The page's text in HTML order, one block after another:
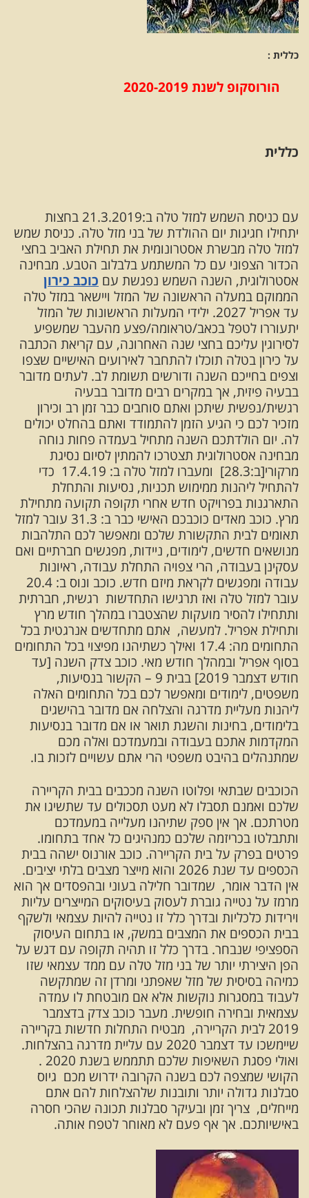
כללית :
הורוסקופ לשנת 2020-2019
כללית
עם כניסת השמש למזל טלה ב:21.3.2019 בחצות
יתחילו חגיגות יום ההולדת של בני מזל טלה. כניסת שמש
למזל טלה מבשרת אסטרונומית את תחילת האביב בחצי
הכדור הצפוני עם כל המשתמע בלבלוב הטבע. מבחינה
אסטרולוגית, השנה השמש נפגשת עם כוכב כירון
הממוקם במעלה הראשונה של המזל ויישאר במזל טלה
עד אפריל 2027. ילידי המעלות הראשונות של המזל
יתעוררו לטפל בכאב/טראומה/פצע מהעבר שמשפיע
לסירוגין עליכם בחצי שנה האחרונה, עם קריאת הכתבה
על כירון בטלה תוכלו להתחבר לאירועים האישיים שצפו
וצפים בחייכם השנה ודורשים תשומת לב. לעתים מדובר
בבעיה פיזית, אך במקרים רבים מדובר בבעיה
רגשית/נפשית שיתכן ואתם סוחבים כבר זמן רב וכירון
מזכיר לכם כי הגיע הזמן להתמודד ואתם בהחלט יכולים
לה. יום הולדתכם השנה מתחיל בעמדה פחות נוחה
מבחינה אסטרולוגית תצטרכו להמתין לסיום נסיגת
מרקורי[ב:28.3] ומעברו למזל טלה ב: 17.4.19 כדי
להתחיל ליהנות ממימוש תכניות, נסיעות והתחלת
התארגנות בפרויקט חדש אחרי תקופה תקועה מתחילת
מרץ. כוכב מאדים כוכבכם האישי כבר ב: 31.3 עובר למזל
תאומים לבית התקשורת שלכם ומאפשר לכם התלהבות
מנושאים חדשים, לימודים, ניידות, מפגשים חברתיים ואם
עסקינן בעבודה, הרי צפויה התחלת עבודה, ראיונות
עבודה ומפגשים לקראת מיזם חדש. כוכב ונוס ב: 20.4
עובר למזל טלה ואז תרגישו התחדשות רגשית, חברתית
ותתחילו להסיר מועקות שהצטברו במהלך חודש מרץ
ותחילת אפריל. למעשה, אתם מתחדשים אנרגטית בכל
התחומים מה: 17.4 ואילך כשתיהנו מפיצוי בכל התחומים
בסוף אפריל ובמהלך חודש מאי. כוכב צדק השנה [עד
חודש דצמבר 2019] בבית 9 – הקשור בנסיעות,
משפטים, לימודים ומאפשר לכם בכל התחומים האלה
ליהנות מעליית מדרגה והצלחה אם מדובר בהישגים
בלימודים, בחינות והשגת תואר או אם מדובר בנסיעות
המקדמות אתכם בעבודה ובמעמדכם ואלה מכם
שמתנהלים בהיבט משפטי הרי אתם עשויים לזכות בו.
הכוכבים שבתאי ופלוטו השנה מככבים בבית הקריירה
שלכם ואמנם תסבלו לא מעט תסכולים עד שתשיגו את
מטרתכם. אך אין ספק שתיהנו מעלייה במעמדכם
ותתבלטו בכריזמה שלכם כמנהיגים כל אחד בתחומו.
פרטים בפרק על בית הקריירה. כוכב אורנוס ישהה בבית
הכספים עד שנת 2026 והוא מייצר מצבים בלתי יציבים.
אין הדבר אומר, שמדובר חלילה בעוני ובהפסדים אך הוא
מרמז על נטייה גוברת לעסוק בעיסוקים המייצרים עליות
וירידות כלכליות ובדרך כלל זו נטייה להיות עצמאי ולשקף
בבית הכספים את המצבים במשק, או בתחום העיסוק
הספציפי שנבחר. בדרך כלל זו תהיה תקופה עם דגש על
הפן היצירתי יותר של בני מזל טלה עם ממד עצמאי שזו
כמיהה בסיסית של מזל שאפתני ומרדן זה שמתקשה
לעבוד במסגרות נוקשות אלא אם מובטחת לו עמדה
עצמאית ובחירה חופשית. מעבר כוכב צדק בדצמבר
2019 לבית הקריירה, מבטיח התחלות חדשות בקריירה
שיימשכו עד דצמבר 2020 עם עליית מדרגה בהצלחות.
ואולי פסגת השאיפות שלכם תתממש בשנת 2020 .
הקושי שמצפה לכם בשנה הקרובה ידרוש מכם גיוס
סבלנות גדולה יותר ותובנות שלהצלחות להם אתם
מייחלים, צריך זמן ובעיקר סבלנות תכונה שהכי חסרה
באישיותכם. אך אף פעם לא מאוחר לטפח אותה.